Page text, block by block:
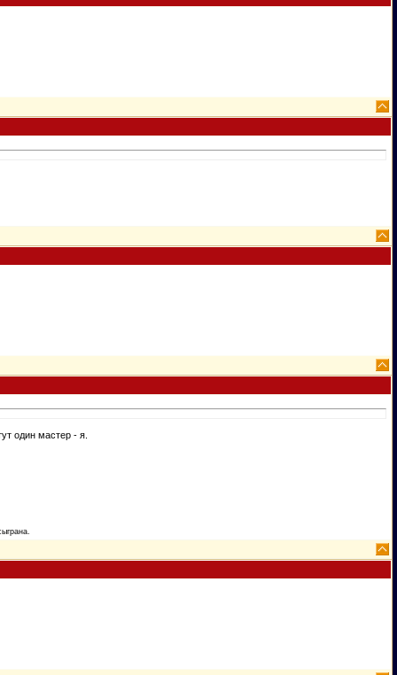
один мастер - я.